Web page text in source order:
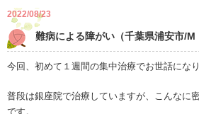
2022/08/23
難病による障がい（千葉県浦安市/M
今回、初めて１週間の集中治療でお世話になり
普段は銀座院で治療していますが、こんなに
です。